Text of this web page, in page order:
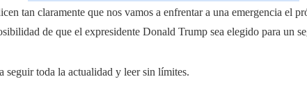
tan claramente que nos vamos a enfrentar a una emergencia el
de que el expresidente Donald Trump sea elegido para un
seguir toda la actualidad y leer sin límites.